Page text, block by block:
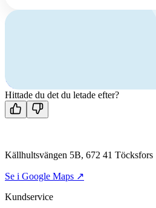
Har du frågor om
Kontakta oss
Hittade du det du letade efter?
Källhultsvängen 5B, 672 41 Töcksfors
Se i Google Maps ↗
Kundservice